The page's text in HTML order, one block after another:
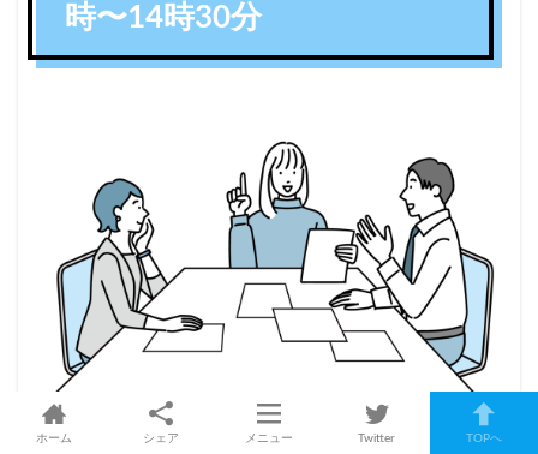
時〜14時30分
ホーム シェア メニュー Twitter TOPへ